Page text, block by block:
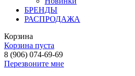
БРЕНДЫ
РАСПРОДАЖА
Корзина
Корзина пуста
8 (906) 074-69-69
Перезвоните мне